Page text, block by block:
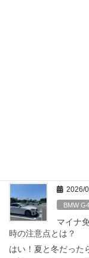
2026/
BMW
マイナ
時の注意点とは？
はい！夏と冬だった